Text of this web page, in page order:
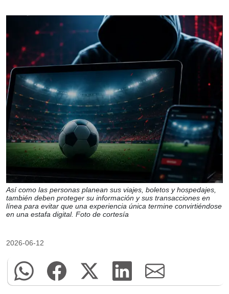
Así como las personas planean sus viajes, boletos y hospedajes,
también deben proteger su información y sus transacciones en
línea para evitar que una experiencia única termine convirtiéndose
en una estafa digital. Foto de cortesía
2026-06-12